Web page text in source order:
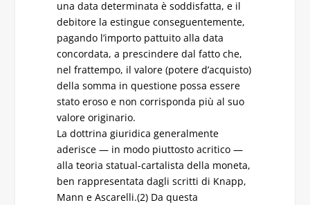
una data determinata è soddisfatta, e il
debitore la estingue conseguentemente,
pagando l’importo pattuito alla data
concordata, a prescindere dal fatto che,
nel frattempo, il valore (potere d’acquisto)
della somma in questione possa essere
stato eroso e non corrisponda più al suo
valore originario.
La dottrina giuridica generalmente
aderisce — in modo piuttosto acritico —
alla teoria statual-cartalista della moneta,
ben rappresentata dagli scritti di Knapp,
Mann e Ascarelli.(2) Da questa